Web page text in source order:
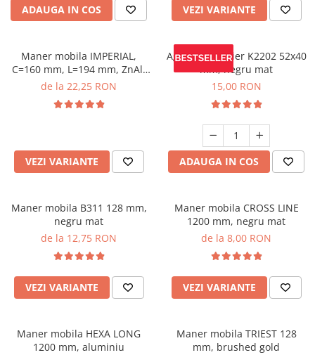
ADAUGA IN COS VEZI VARIANTE
Maner mobila IMPERIAL,
C=160 mm, L=194 mm, ZnAl,
brushed gold
de la 22,25 RON
VEZI VARIANTE
Agatatoare cuier K2202 52x40
mm, negru mat
15,00 RON
ADAUGA IN COS
Maner mobila B311 128 mm,
negru mat
de la 12,75 RON
VEZI VARIANTE
Maner mobila CROSS LINE
1200 mm, negru mat
de la 8,00 RON
VEZI VARIANTE
Maner mobila HEXA LONG
1200 mm, aluminiu
Maner mobila TRIEST 128
mm, brushed gold